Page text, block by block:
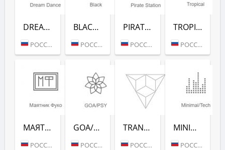
DREAM DANCE (РАДИО РЕКОРД)
РОССИЯ (МОСКВА)
BLACK RAP (РАДИО РЕКОРД)
РОССИЯ (МОСКВА)
PIRATE STATION (РАДИО РЕКОРД)
РОССИЯ (МОСКВА)
TROPICAL (РАДИО РЕКОРД)
РОССИЯ (МОСКВА)
МАЯТНИК ФУКО (РАДИО РЕКОРД)
РОССИЯ (МОСКВА)
GOA/PSY (РАДИО РЕКОРД)
РОССИЯ (МОСКВА)
TRANCE CLASSICS (РАДИО РЕКОРД)
РОССИЯ (МОСКВА)
MINIMAL/TECH (РАДИО РЕКОРД)
РОССИЯ (МОСКВА)